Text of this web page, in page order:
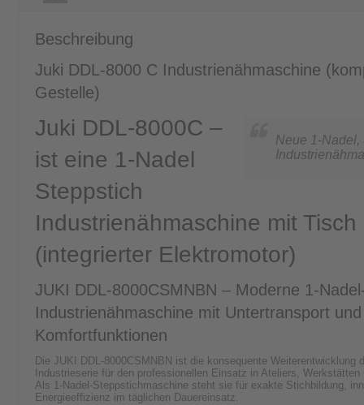
Beschreibung
Juki DDL-8000 C Industrienähmaschine
Gestelle)
Neue 1-Nadel,
Juki DDL-8000C –
ist eine 1-Nadel
Steppstich
Industrienähmaschine mit
(integrierter Elektromotor)
JUKI DDL-8000CSMNBN – Moderne 1-
Industrienähmaschine mit Untertransport
Komfortfunktionen
Die JUKI DDL-8000CSMNBN ist die konsequente Weiterentwicklung
Industrieserie für den professionellen Einsatz in Ateliers,
Als 1-Nadel-Steppstichmaschine steht sie für exakte Stichbildung,
Energieeffizienz im täglichen Dauereinsatz.